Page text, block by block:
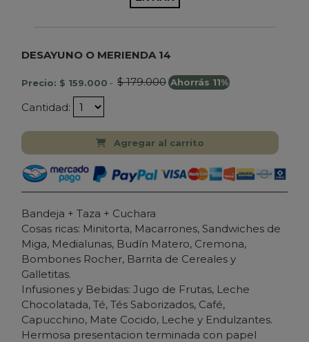
DESAYUNO O MERIENDA 14
Precio: $ 159.000 - $ 179.000 Ahorrás 11%
Cantidad:
Agregar al carrito
Bandeja + Taza + Cuchara
Cosas ricas: Minitorta, Macarrones, Sandwiches de
Miga, Medialunas, Budín Matero, Cremona,
Bombones Rocher, Barrita de Cereales y
Galletitas.
Infusiones y Bebidas: Jugo de Frutas, Leche
Chocolatada, Té, Tés Saborizados, Café,
Capucchino, Mate Cocido, Leche y Endulzantes.
Hermosa presentacion terminada con papel